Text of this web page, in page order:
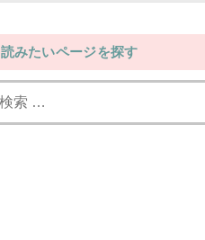
読みたいページを探す